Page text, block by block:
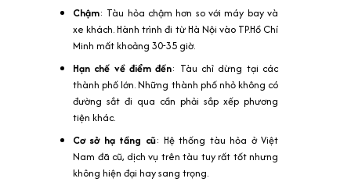
Chậm: Tàu hỏa chậm hơn so với máy bay và
xe khách. Hành trình đi từ Hà Nội vào TP.Hồ Chí
Minh mất khoảng 30-35 giờ.
Hạn chế về điểm đến: Tàu chỉ dừng tại các
thành phố lớn. Những thành phố nhỏ không có
đường sắt đi qua cần phải sắp xếp phương
tiện khác.
Cơ sở hạ tầng cũ: Hệ thống tàu hỏa ở Việt
Nam đã cũ, dịch vụ trên tàu tuy rất tốt nhưng
không hiện đại hay sang trọng.